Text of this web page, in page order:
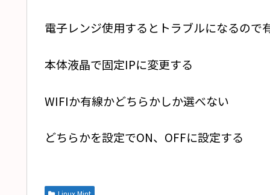
電子レンジ使用するとトラブルになるので
本体液晶で固定IPに変更する
WIFIか有線かどちらかしか選べない
どちらかを設定でON、OFFに設定する